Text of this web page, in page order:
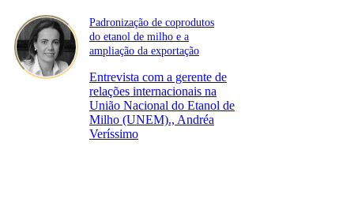
Padronização de coprodutos
do etanol de milho e a
ampliação da exportação
Entrevista com a gerente de
relações internacionais na
União Nacional do Etanol de
Milho (UNEM)., Andréa
Veríssimo